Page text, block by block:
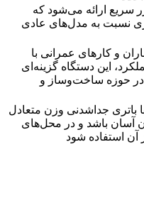
سریع ارائه می‌شود که
نسبت به مدل‌های عادی
و کارهای عمرانی با
این دستگاه گزینه‌ای
حوزه ساخت‌وساز و
باتری جداشدنی وزن متعادل
باشد و در محل‌های
آن استفاده شود